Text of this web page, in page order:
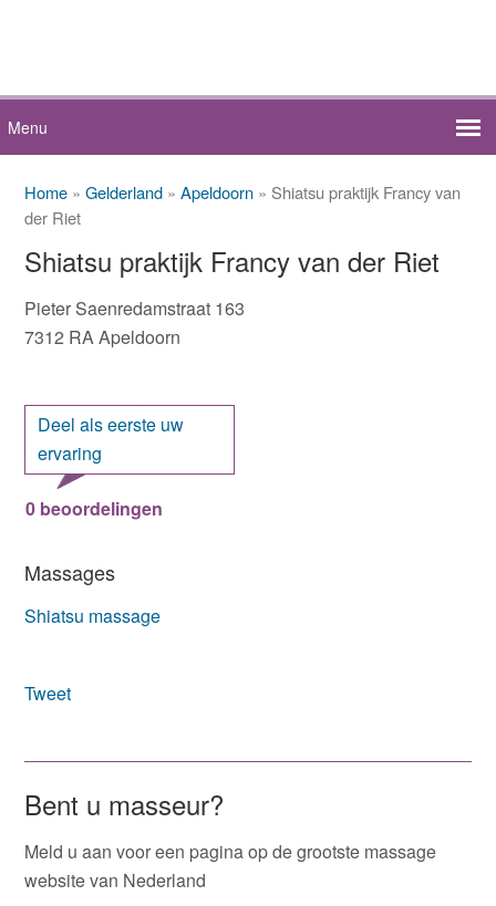
Home »Gelderland »Apeldoorn » Shiatsu praktijk Francy van
der Riet
Shiatsu praktijk Francy van der Riet
Pieter Saenredamstraat 163
7312 RA Apeldoorn
Deel als eerste uw
ervaring
0 beoordelingen
Massages
Shiatsu massage
Tweet
Bent u masseur?
Meld u aan voor een pagina op de grootste massage
website van Nederland